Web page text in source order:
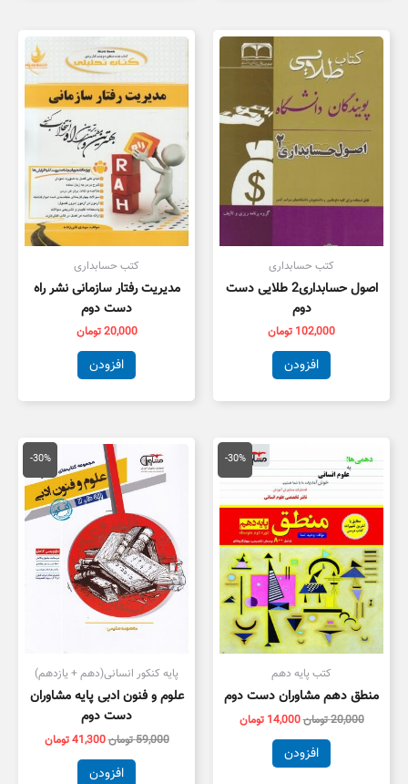
کتب حسابداری
اصول حسابداری2 طلایی دست
دوم
102,000 تومان
افزودن
کتب حسابداری
مدیریت رفتار سازمانی نشر راه
دست دوم
20,000تومان
افزودن
-30%
کتب پایه دهم
منطق دهم مشاوران دست دوم
20,000تومان
20,000 تومان
بود.
14,000 تومان
قیمت
فعلی
افزودن
-30%
پایه کنکور انسانی(دهم + یازدهم)
علوم و فنون ادبی پایه مشاوران
دست دوم
59,000تومان
قیمت
اصلی
59,000 تومان
بود.
41,300تومان
قیمت
فعلی
است.
افزودن